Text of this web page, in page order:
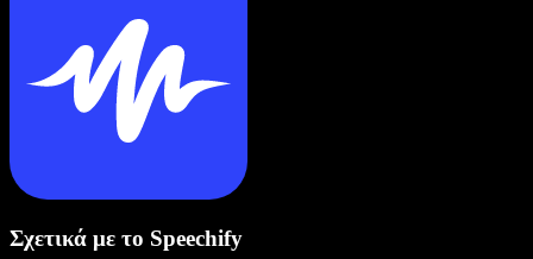
Σχετικά με το Speechify